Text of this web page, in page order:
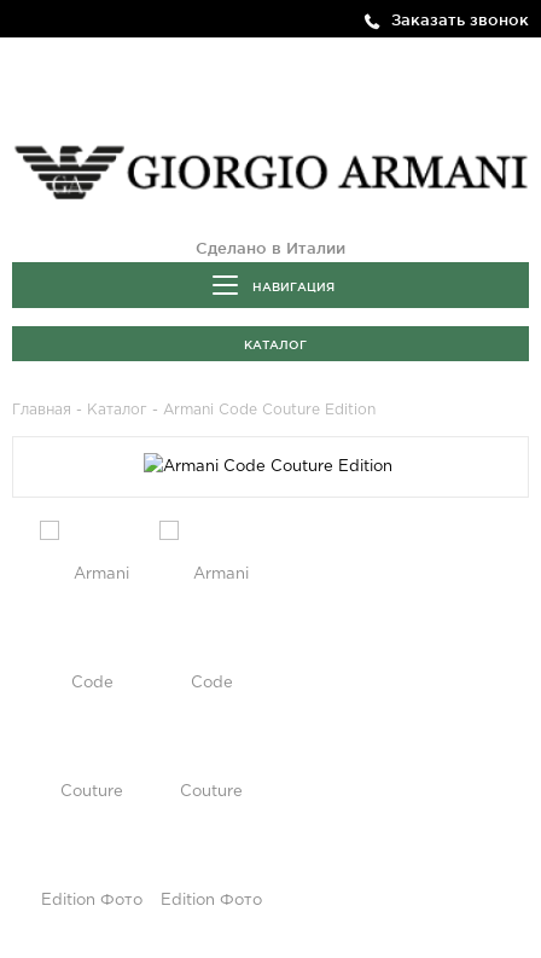
Заказать звонок
Сделано в Италии
НАВИГАЦИЯ
КАТАЛОГ
Главная - Каталог - Armani Code Couture Edition